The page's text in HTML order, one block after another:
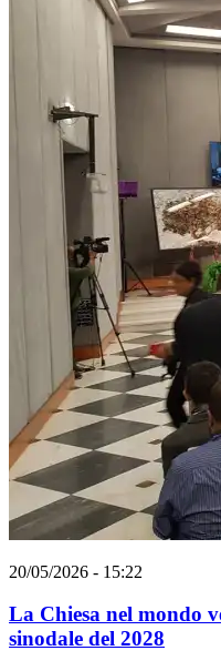
20/05/2026 - 15:22
La Chiesa nel mondo
sinodale del 2028